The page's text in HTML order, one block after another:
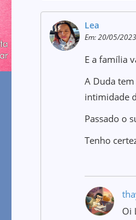
Lea
Em: 20/05/
E a família
A Duda
intimidade
Passado o
Tenho
Oi